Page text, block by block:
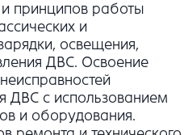
и принципов работы
и
освещения,
ДВС. Освоение
ДВС с использованием
и оборудования.